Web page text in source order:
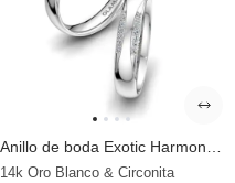
14k Oro Blanco & Circonita